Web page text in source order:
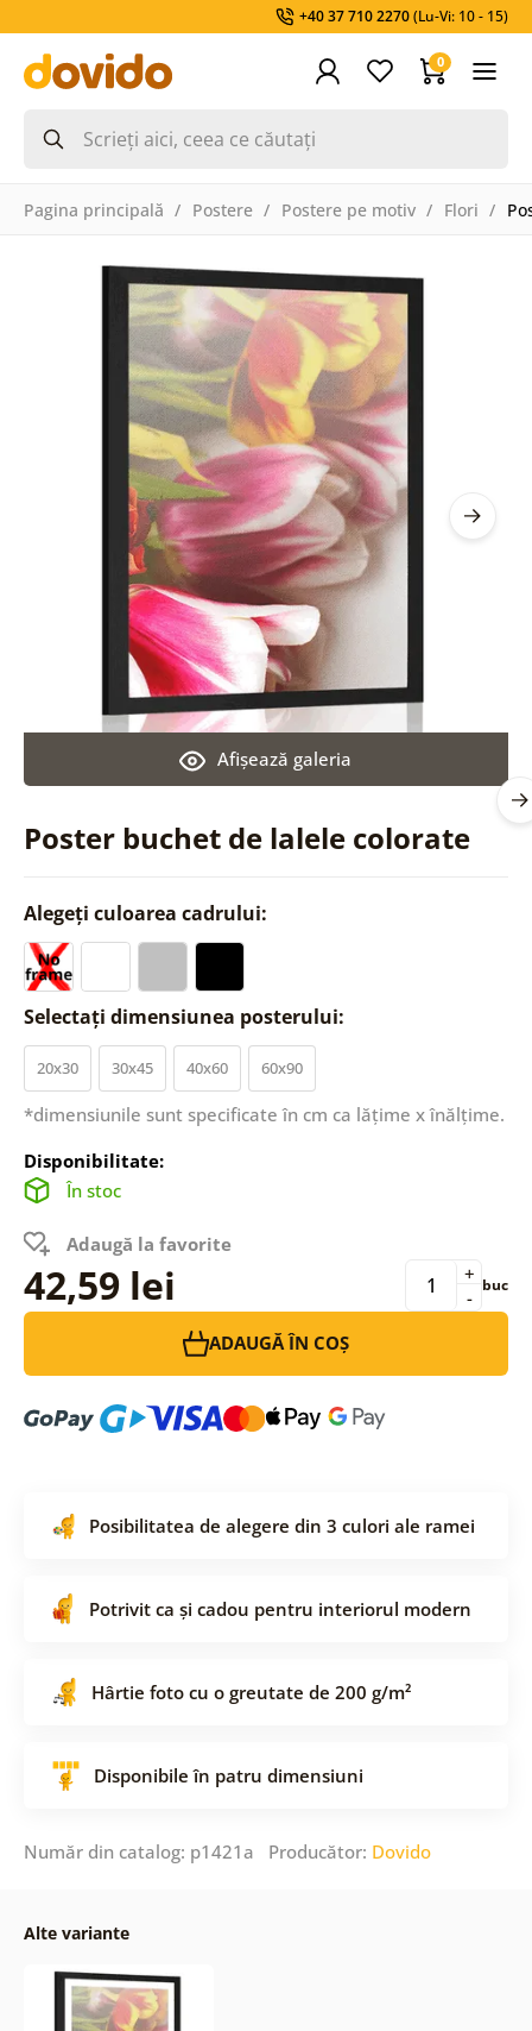
+40 37 710 2270(Lu-Vi: 10 - 15)
0
Pagina principală Postere Postere pe motiv Flori
Poster buchet de lalele colorate
Afişează galeria
Alegeți culoarea cadrului:
Selectați dimensiunea posterului:
20x30 30x45 40x60 60x90
*dimensiunile sunt specificate în cm ca lățime x înălțime.
Disponibilitate:
În stoc
Adaugă la favorite
42,59 lei -
+ buc
ADAUGĂ ÎN COȘ
Posibilitatea de alegere din 3 culori ale ramei
Potrivit ca și cadou pentru interiorul modern
Hârtie foto cu o greutate de 200 g/m²
Disponibile în patru dimensiuni
Număr din catalog: p1421a Producător: Dovido
Alte variante